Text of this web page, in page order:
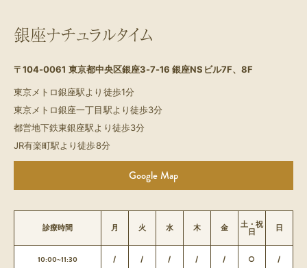
銀座ナチュラルタイム
〒104-0061 東京都中央区銀座3-7-16 銀座NSビル7F、8F
東京メトロ銀座駅より徒歩1分
東京メトロ銀座一丁目駅より徒歩3分
都営地下鉄東銀座駅より徒歩3分
JR有楽町駅より徒歩8分
Google Map
診療時間 月 火 水 木 金 土・祝
日 日
10:00~11:30 / / / / / ○ /